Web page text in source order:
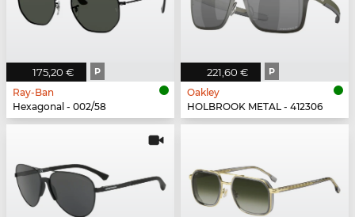
175,20 € P
Ray-Ban
Hexagonal - 002/58
221,60 € P
Oakley
HOLBROOK METAL - 412306